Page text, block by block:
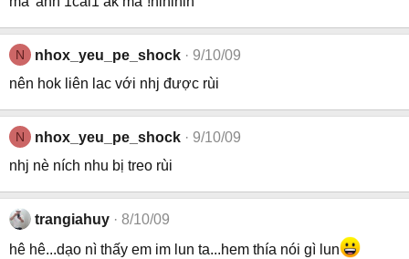
N nhox_yeu_pe_shock
9/10/09
nên hok liên lac với nhj được rùi
N nhox_yeu_pe_shock
9/10/09
nhj nè ních nhu bị treo rùi
trangiahuy
8/10/09
hê hê...dạo nì thấy em im lun ta...hem thía nói gì lun